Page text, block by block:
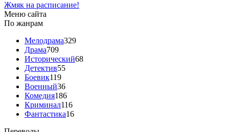
Жмяк на расписание!
Меню сайта
По жанрам
Мелодрама329
Драма709
Исторический68
Детектив55
Боевик119
Военный36
Комедия186
Криминал116
Фантастика16